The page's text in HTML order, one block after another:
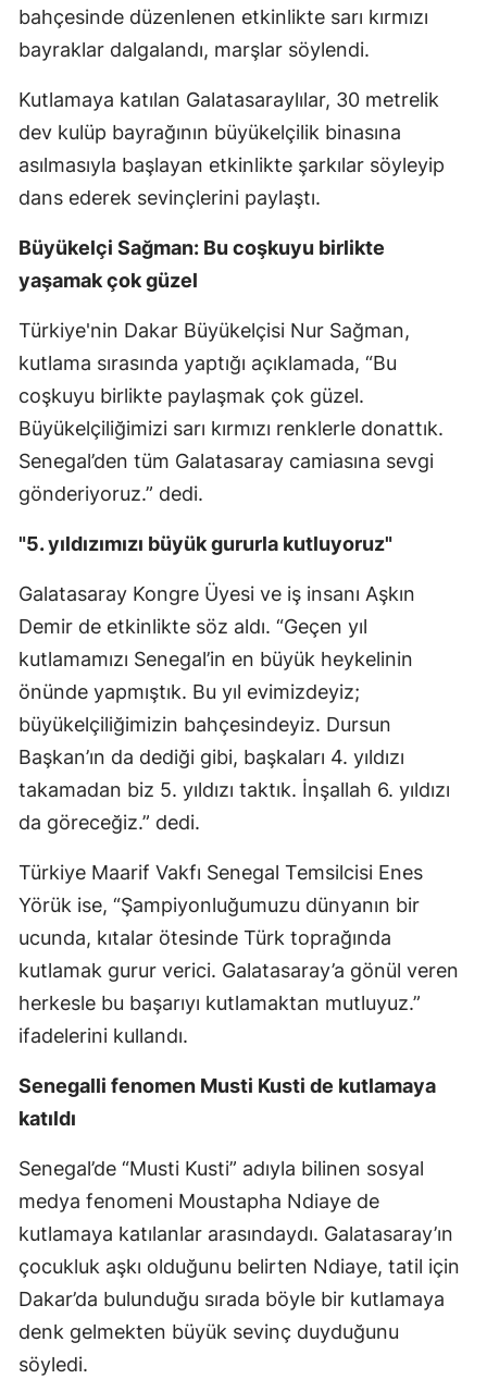
bahçesinde düzenlenen etkinlikte sarı kırmızı
bayraklar dalgalandı, marşlar söylendi.
Kutlamaya katılan Galatasaraylılar, 30 metrelik
dev kulüp bayrağının büyükelçilik binasına
asılmasıyla başlayan etkinlikte şarkılar söyleyip
dans ederek sevinçlerini paylaştı.
Büyükelçi Sağman: Bu coşkuyu birlikte
yaşamak çok güzel
Türkiye'nin Dakar Büyükelçisi Nur Sağman,
kutlama sırasında yaptığı açıklamada, “Bu
coşkuyu birlikte paylaşmak çok güzel.
Büyükelçiliğimizi sarı kırmızı renklerle donattık.
Senegal’den tüm Galatasaray camiasına sevgi
gönderiyoruz.” dedi.
"5. yıldızımızı büyük gururla kutluyoruz"
Galatasaray Kongre Üyesi ve iş insanı Aşkın
Demir de etkinlikte söz aldı. “Geçen yıl
kutlamamızı Senegal’in en büyük heykelinin
önünde yapmıştık. Bu yıl evimizdeyiz;
büyükelçiliğimizin bahçesindeyiz. Dursun
Başkan’ın da dediği gibi, başkaları 4. yıldızı
takamadan biz 5. yıldızı taktık. İnşallah 6. yıldızı
da göreceğiz.” dedi.
Türkiye Maarif Vakfı Senegal Temsilcisi Enes
Yörük ise, “Şampiyonluğumuzu dünyanın bir
ucunda, kıtalar ötesinde Türk toprağında
kutlamak gurur verici. Galatasaray’a gönül veren
herkesle bu başarıyı kutlamaktan mutluyuz.”
ifadelerini kullandı.
Senegalli fenomen Musti Kusti de kutlamaya
katıldı
Senegal’de “Musti Kusti” adıyla bilinen sosyal
medya fenomeni Moustapha Ndiaye de
kutlamaya katılanlar arasındaydı. Galatasaray’ın
çocukluk aşkı olduğunu belirten Ndiaye, tatil için
Dakar’da bulunduğu sırada böyle bir kutlamaya
denk gelmekten büyük sevinç duyduğunu
söyledi.